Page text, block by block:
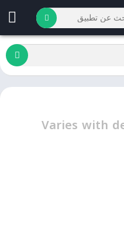
Varies with